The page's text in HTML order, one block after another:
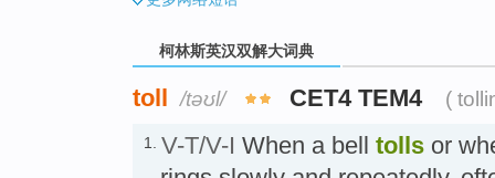
柯林斯英汉双解大词典
toll /təʊl/ CET4 TEM4 (
1. V-T/V-I When a bell tolls or